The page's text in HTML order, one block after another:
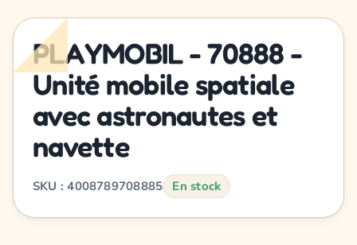
PLAYMOBIL - 70888 -
Unité mobile spatiale
avec astronautes et
navette
SKU : 4008789708885 En stock